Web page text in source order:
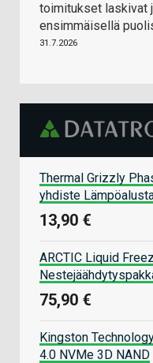
toimitukset laskivat
ensimmäisellä
31.7.2026
Thermal Grizzly
yhdiste
13,90 €
ARCTIC Liquid
75,90 €
Kingston
4.0 NVMe 3D NAND